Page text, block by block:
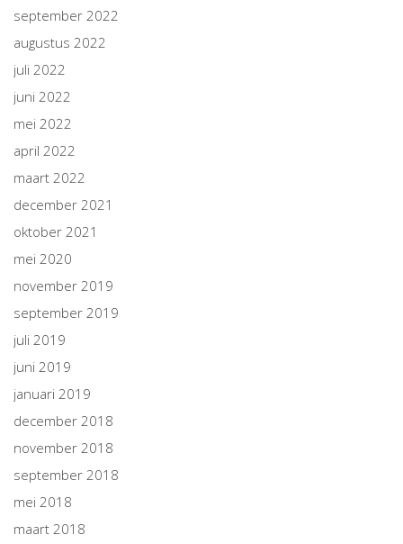
september 2022
augustus 2022
juli 2022
juni 2022
mei 2022
april 2022
maart 2022
december 2021
oktober 2021
mei 2020
november 2019
september 2019
juli 2019
juni 2019
januari 2019
december 2018
november 2018
september 2018
mei 2018
maart 2018